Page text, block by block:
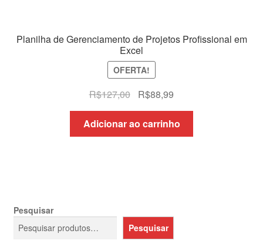
Planilha de Gerenciamento de Projetos Profissional em
Excel
OFERTA!
R$127,00
O
preço
original
era:
R$88,99
preço
atual
é:
Adicionar ao carrinho
Pesquisar
Pesquisar